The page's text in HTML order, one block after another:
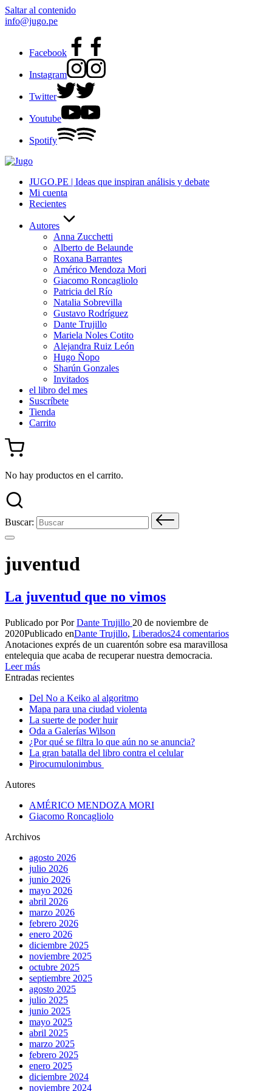
Saltar al contenido
info@jugo.pe
Facebook
Instagram
Twitter
Youtube
Spotify
JUGO.PE | Ideas que inspiran análisis y debate
Mi cuenta
Recientes
Autores
Anna Zucchetti
Alberto de Belaunde
Roxana Barrantes
Américo Mendoza Mori
Giacomo Roncagliolo
Patricia del Río
Natalia Sobrevilla
Gustavo Rodríguez
Dante Trujillo
Mariela Noles Cotito
Alejandra Ruiz León
Hugo Ñopo
Sharún Gonzales
Invitados
el libro del mes
Suscríbete
Tienda
Carrito
No hay productos en el carrito.
Buscar:
juventud
La juventud que no vimos
Publicado por PorDante Trujillo 20 de noviembre de
2020Publicado enDante Trujillo, Liberados24 comentarios
Anotaciones exprés de un cuarentón sobre esa maravillosa
entelequia que acaba de recuperar nuestra democracia.
Leer más
Entradas recientes
Del No a Keiko al algoritmo
Mapa para una ciudad violenta
La suerte de poder huir
Oda a Galerías Wilson
¿Por qué se filtra lo que aún no se anuncia?
La gran batalla del libro contra el celular
Pirocumulonimbus
Autores
AMÉRICO MENDOZA MORI
Giacomo Roncagliolo
Archivos
agosto 2026
julio 2026
junio 2026
mayo 2026
abril 2026
marzo 2026
febrero 2026
enero 2026
diciembre 2025
noviembre 2025
octubre 2025
septiembre 2025
agosto 2025
julio 2025
junio 2025
mayo 2025
abril 2025
marzo 2025
febrero 2025
enero 2025
diciembre 2024
noviembre 2024